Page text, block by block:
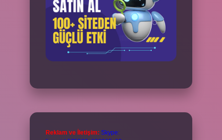
Reklam ve İletişim: Skype: